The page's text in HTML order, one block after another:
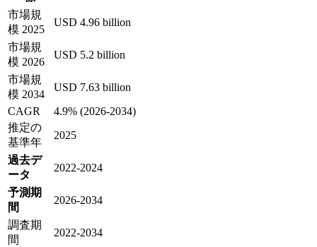
市場規
模 2025
USD 4.96 billion
市場規
模 2026
USD 5.2 billion
市場規
模 2034
USD 7.63 billion
CAGR
4.9% (2026-2034)
推定の
基準年
2025
過去デ
ータ
2022-2024
予測期
間
2026-2034
調査期
間
2022-2034